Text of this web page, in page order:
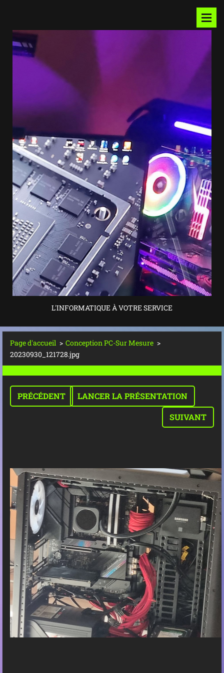
L'INFORMATIQUE À VOTRE SERVICE
Page d'accueil > Conception PC-Sur Mesure >
20230930_121728.jpg
PRÉCÉDENT
LANCER LA PRÉSENTATION
SUIVANT